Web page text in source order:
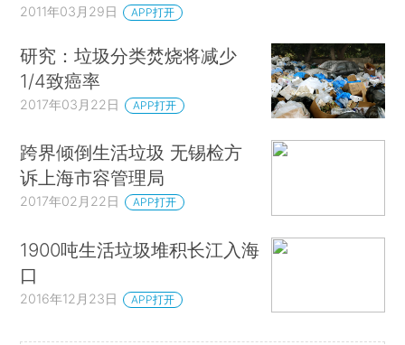
2011年03月29日 APP打开
研究：垃圾分类焚烧将减少
1/4致癌率
2017年03月22日 APP打开
跨界倾倒生活垃圾 无锡检方
诉上海市容管理局
2017年02月22日 APP打开
1900吨生活垃圾堆积长江入海
口
2016年12月23日 APP打开